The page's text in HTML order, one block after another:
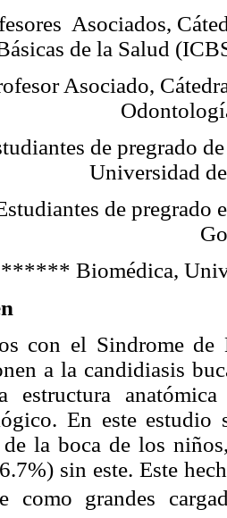
Asociados,
de la Salud
Asociado,
de pregrado
Universidad
de pregrado
****** Biomédica,
con el Sindrome de
a la candidiasis
estructura
En este estudio
de la boca de los
sin este. Este
como grandes